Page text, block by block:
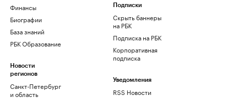
Финансы
Биографии
База знаний
РБК Образование
Новости
регионов
Санкт-Петербург
и область
Подписки
Скрыть баннеры
на РБК
Подписка на РБК
Корпоративная
подписка
Уведомления
RSS Новости